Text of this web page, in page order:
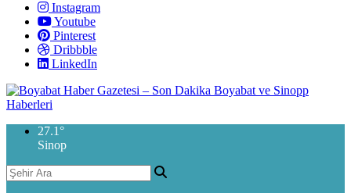
Instagram
Youtube
Pinterest
Dribbble
LinkedIn
27.1 °
Sinop